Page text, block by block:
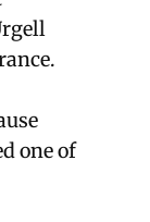
one of